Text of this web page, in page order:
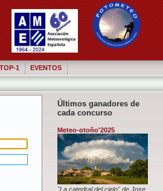
1 EVENTOS
Últimos ganadores de
cada concurso
Meteo-otoño'2025
"La catedral del cielo" de Jose